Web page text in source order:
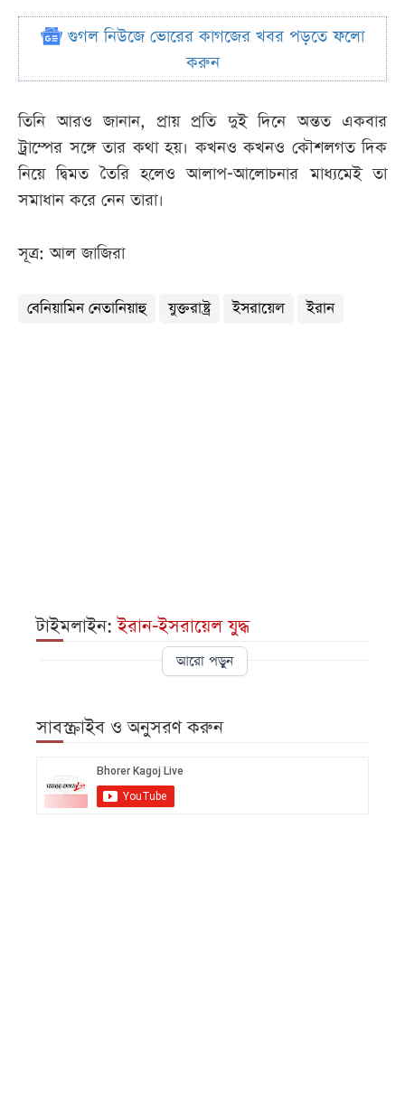
গুগল নিউজে ভোরের কাগজের খবর পড়তে ফলো
করুন
তিনি আরও জানান, প্রায় প্রতি দুই দিনে অন্তত একবার
ট্রাম্পের সঙ্গে তার কথা হয়। কখনও কখনও কৌশলগত দিক
নিয়ে দ্বিমত তৈরি হলেও আলাপ-আলোচনার মাধ্যমেই তা
সমাধান করে নেন তারা।
সূত্র: আল জাজিরা
বেনিয়ামিন নেতানিয়াহু যুক্তরাষ্ট্র ইসরায়েল ইরান
টাইমলাইন:ইরান-ইসরায়েল যুদ্ধ
আরো পড়ুন
সাবস্ক্রাইব ও অনুসরণ করুন